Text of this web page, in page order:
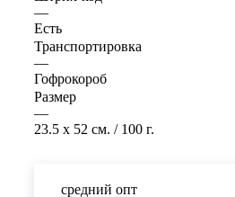
—
Есть
Транспортировка
—
Гофрокороб
Размер
—
23.5 x 52 см. / 100 г.
средний опт